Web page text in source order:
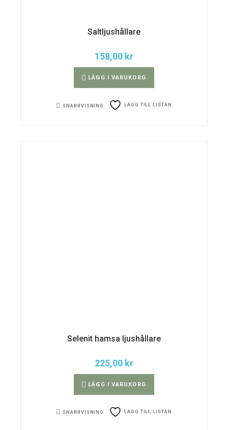
Saltljushållare
158,00 kr
LÄGG I VARUKORG
SNABBVISNING LÄGG TILL LISTAN
Selenit hamsa ljushållare
225,00 kr
LÄGG I VARUKORG
SNABBVISNING LÄGG TILL LISTAN